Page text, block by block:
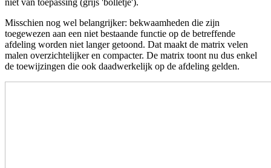
niet van toepassing (grijs 'bolletje').
Misschien nog wel belangrijker: bekwaamheden die zijn
toegewezen aan een niet bestaande functie op de betreffende
afdeling worden niet langer getoond. Dat maakt de matrix velen
malen overzichtelijker en compacter. De matrix toont nu dus enkel
de toewijzingen die ook daadwerkelijk op de afdeling gelden.